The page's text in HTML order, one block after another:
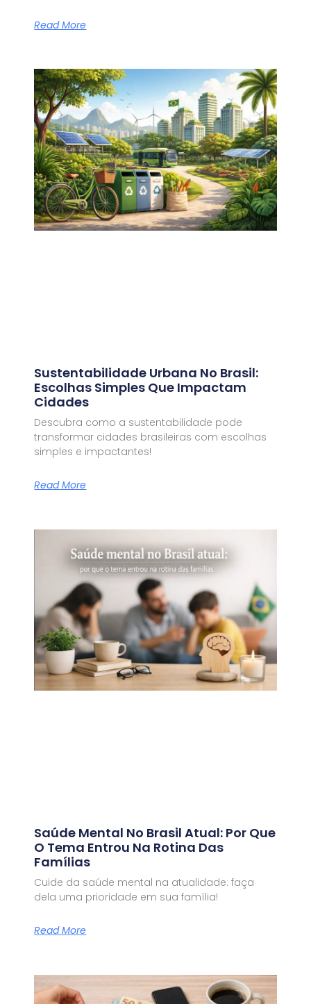
Read More
Sustentabilidade Urbana No Brasil:
Escolhas Simples Que Impactam
Cidades
Descubra como a sustentabilidade pode
transformar cidades brasileiras com escolhas
simples e impactantes!
Read More
Saúde Mental No Brasil Atual: Por Que
O Tema Entrou Na Rotina Das
Famílias
Cuide da saúde mental na atualidade: faça
dela uma prioridade em sua família!
Read More